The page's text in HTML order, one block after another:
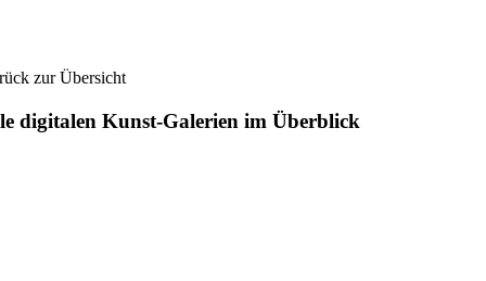
zur Übersicht
digitalen Kunst-Galerien im Überblick